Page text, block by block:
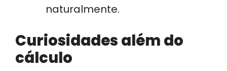
naturalmente.
Curiosidades além do
cálculo